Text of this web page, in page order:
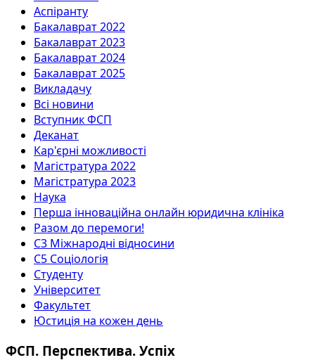
Аспіранту
Бакалаврат 2022
Бакалаврат 2023
Бакалаврат 2024
Бакалаврат 2025
Викладачу
Всі новини
Вступник ФСП
Деканат
Кар'єрні можливості
Магістратура 2022
Магістратура 2023
Наука
Перша інноваційна онлайн юридична клініка
Разом до перемоги!
С3 Міжнародні відносини
С5 Соціологія
Студенту
Університет
Факультет
Юстиція на кожен день
ФСП. Перспектива. Успіх